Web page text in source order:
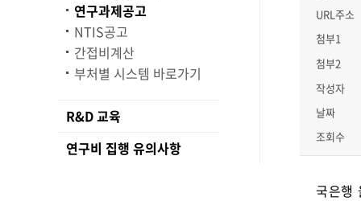
연구과제공고
NTIS공고
간접비계산
부처별 시스템 바로가기
R&D 교육
연구비 집행 유의사항
URL주소
첨부1
첨부2
작성자
날짜
조회수
국은행